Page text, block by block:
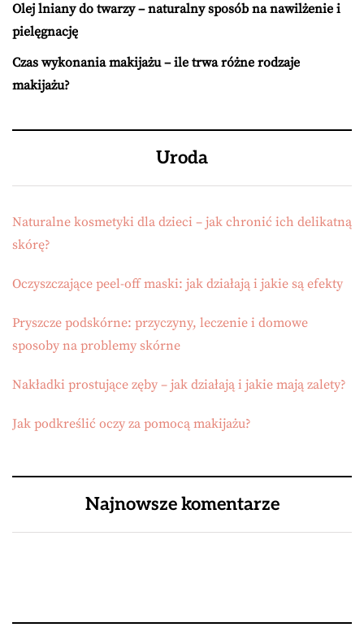
Olej lniany do twarzy – naturalny sposób na nawilżenie i
pielęgnację
Czas wykonania makijażu – ile trwa różne rodzaje
makijażu?
Uroda
Naturalne kosmetyki dla dzieci – jak chronić ich delikatną
skórę?
Oczyszczające peel-off maski: jak działają i jakie są efekty
Pryszcze podskórne: przyczyny, leczenie i domowe
sposoby na problemy skórne
Nakładki prostujące zęby – jak działają i jakie mają zalety?
Jak podkreślić oczy za pomocą makijażu?
Najnowsze komentarze